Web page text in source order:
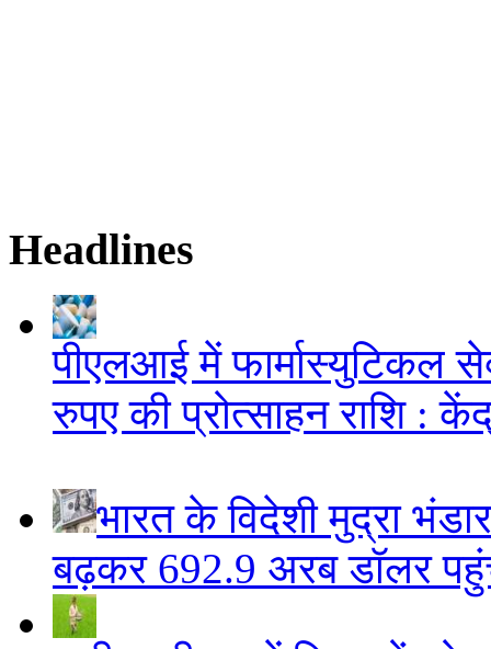
Headlines
पीएलआई में फार्मास्युटिकल
रुपए की प्रोत्साहन राशि :
भारत के विदेशी मुद्रा
बढ़कर 692.9 अरब डॉलर